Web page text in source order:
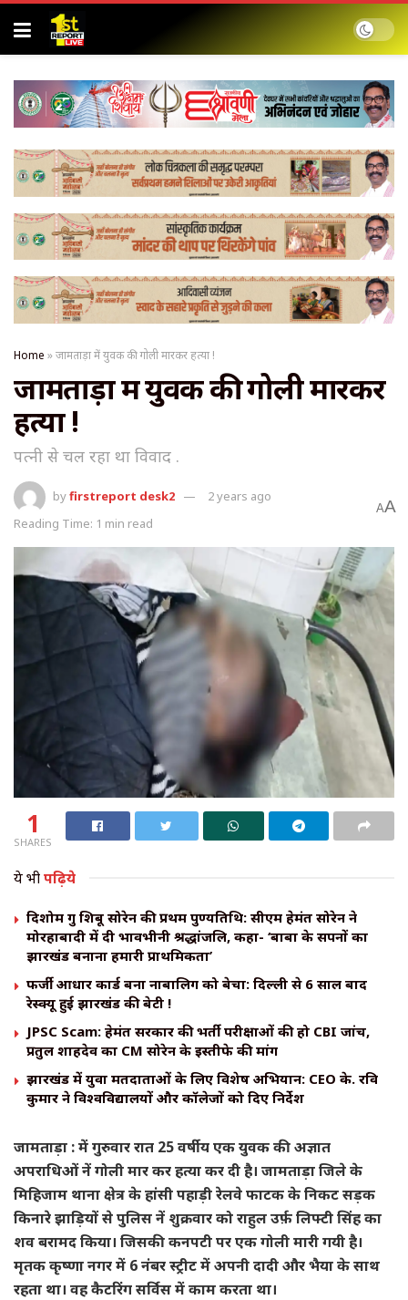
Home »जामताड़ा में युवक की गोली मारकर हत्या !
जामताड़ा में युवक की गोली मारकर
हत्या !
पत्नी से चल रहा था विवाद .
byfirstreport desk2
2 years ago
Reading Time: 1 min read
AA
1
SHARES
ये भीपढ़िये
दिशोम गुरु शिबू सोरेन की प्रथम पुण्यतिथि: सीएम हेमंत सोरेन ने
मोरहाबादी में दी भावभीनी श्रद्धांजलि, कहा- ‘बाबा के सपनों का
झारखंड बनाना हमारी प्राथमिकता’
​फर्जी आधार कार्ड बना नाबालिग को बेचा: दिल्ली से 6 साल बाद
रेस्क्यू हुई झारखंड की बेटी !
JPSC Scam: हेमंत सरकार की भर्ती परीक्षाओं की हो CBI जांच,
प्रतुल शाहदेव का CM सोरेन के इस्तीफे की मांग
झारखंड में युवा मतदाताओं के लिए विशेष अभियान: CEO के. रवि
कुमार ने विश्वविद्यालयों और कॉलेजों को दिए निर्देश
जामताड़ा : में गुरुवार रात 25 वर्षीय एक युवक की अज्ञात
अपराधिओं नें गोली मार कर हत्या कर दी है। जामताड़ा जिले के
मिहिजाम थाना क्षेत्र के हांसी पहाड़ी रेलवे फाटक के निकट सड़क
किनारे झाड़ियों से पुलिस नें शुक्रवार को राहुल उर्फ़ लिफ्टी सिंह का
शव बरामद किया। जिसकी कनपटी पर एक गोली मारी गयी है।
मृतक कृष्णा नगर में 6 नंबर स्ट्रीट में अपनी दादी और भैया के साथ
रहता था। वह कैटरिंग सर्विस में काम करता था।